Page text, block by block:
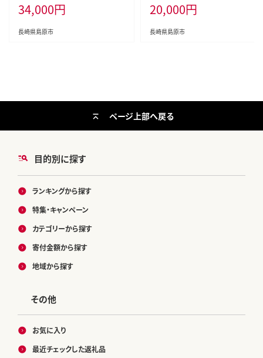
34,000円
長崎県島原市
チューハイ ハイボール れもん 檸
檬 7% 人気 おすすめ ギフト プレゼ
ント ご自宅用 日常使い 普段使い
20,000円
長崎県島原市
目的別に探す
ランキングから探す
特集・キャンペーン
カテゴリーから探す
寄付金額から探す
地域から探す
その他
お気に入り
最近チェックした返礼品
ページ上部へ戻る